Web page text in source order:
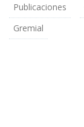
Publicaciones
Gremial